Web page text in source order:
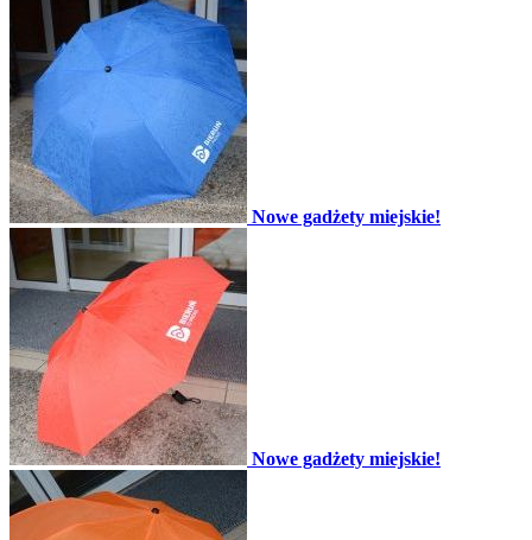
Nowe gadżety miejskie!
Nowe gadżety miejskie!